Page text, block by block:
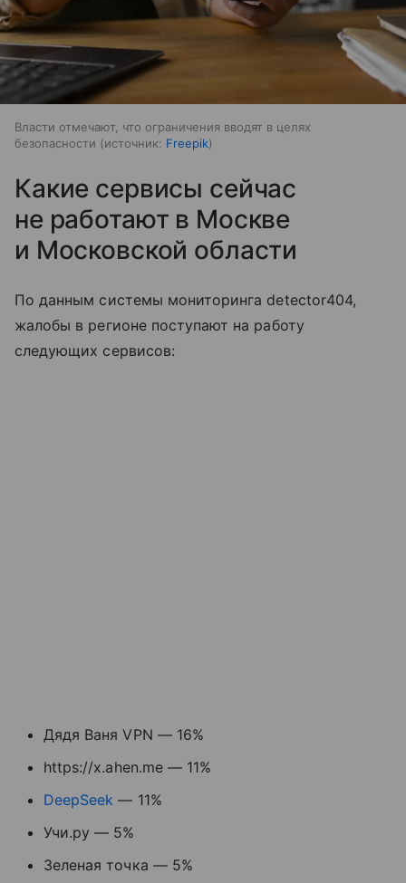
Власти отмечают, что ограничения вводят в целях
безопасности
источник: Freepik
Какие сервисы сейчас
не работают в Москве
и Московской области
По данным системы мониторинга detector404,
жалобы в регионе поступают на работу
следующих сервисов:
Дядя Ваня VPN — 16%
https://x.ahen.me — 11%
DeepSeek — 11%
Учи.ру — 5%
Зеленая точка — 5%